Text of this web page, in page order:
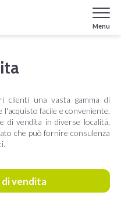
Menu
clienti una vasta gamma di
facile e conveniente,
di vendita in diverse località,
che può fornire consulenza
vendita